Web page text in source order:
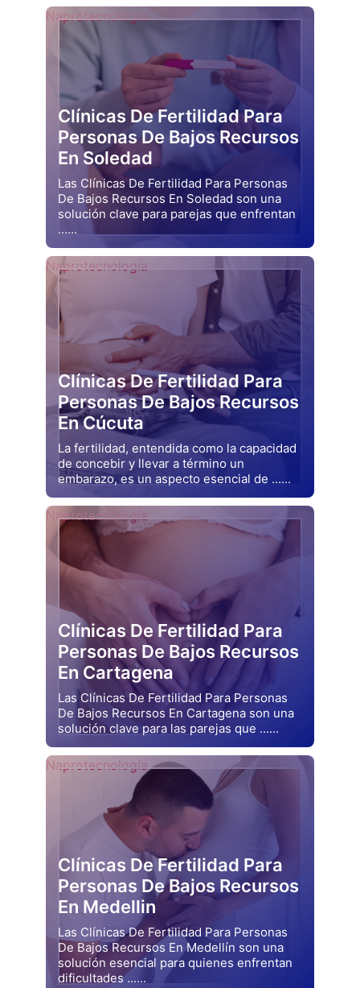
Drjluquerna
Clínicas De Fertilidad Para
Personas De Bajos Recursos
En Soledad
Las Clínicas De Fertilidad Para Personas
De Bajos Recursos En Soledad son una
solución clave para parejas que enfrentan
......
Drjluquerna
Naprotecnología
Clínicas De Fertilidad Para
Personas De Bajos Recursos
En Cúcuta
La fertilidad, entendida como la capacidad
de concebir y llevar a término un
embarazo, es un aspecto esencial de ......
Drjluquerna
Naprotecnología
Clínicas De Fertilidad Para
Personas De Bajos Recursos
En Cartagena
Las Clínicas De Fertilidad Para Personas
De Bajos Recursos En Cartagena son una
solución clave para las parejas que ......
Drjluquerna
Naprotecnología
Clínicas De Fertilidad Para
Personas De Bajos Recursos
En Medellin
Las Clínicas De Fertilidad Para Personas
De Bajos Recursos En Medellín son una
solución esencial para quienes enfrentan
dificultades ......
Naprotecnología